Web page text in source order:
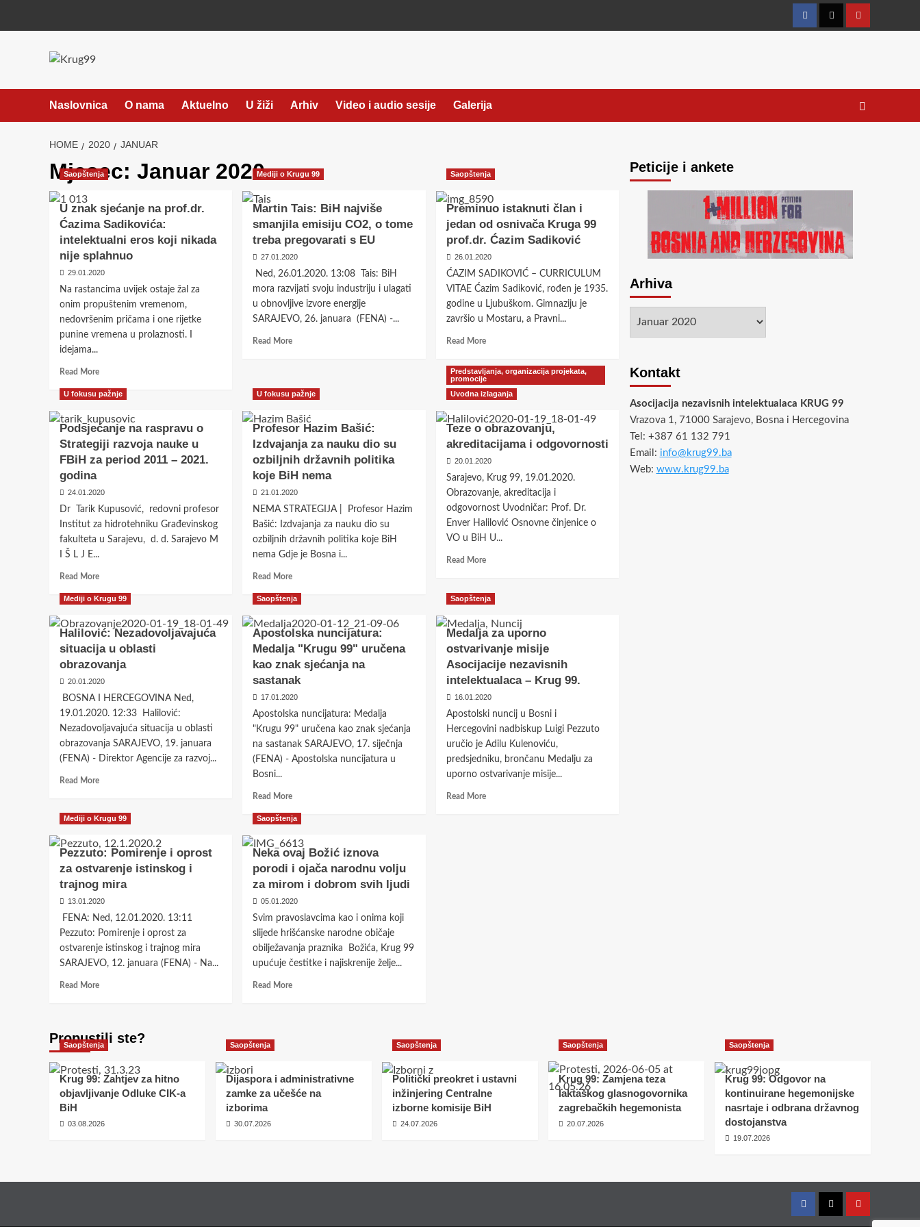
Naslovnica O nama Aktuelno U žiži Arhiv Video i audio sesije Galerija
HOME 2020 JANUAR
Mjesec: Januar 2020.
Saopštenja
U znak sjećanje na prof.dr.
Ćazima Sadikovića:
intelektualni eros koji nikada
nije splahnuo
29.01.2020
Na rastancima uvijek ostaje žal za
onim propuštenim vremenom,
nedovršenim pričama i one rijetke
punine vremena u prolaznosti. I
idejama...
Read MoreRead
about
znak
sjećanje
na
prof.dr.
eros
koji
nikada
Mediji o Krugu 99
Martin Tais: BiH najviše
smanjila emisiju CO2, o tome
treba pregovarati s EU
27.01.2020
Ned, 26.01.2020. 13:08 Tais: BiH
mora razvijati svoju industriju i ulagati
u obnovljive izvore energije
SARAJEVO, 26. januara (FENA) -...
Read MoreRead
Tais:
najviše
smanjila
emisiju
CO2,
o
treba
pregovarati
s
EU
Saopštenja
Preminuo istaknuti član i
jedan od osnivača Kruga 99
prof.dr. Ćazim Sadiković
26.01.2020
ĆAZIM SADIKOVIĆ – CURRICULUM
VITAE Ćazim Sadiković, rođen je 1935.
godine u Ljubuškom. Gimnaziju je
završio u Mostaru, a Pravni...
Read MoreRead
about
Preminuo
istaknuti
i
jedan
od
osnivača
99
prof.dr.
Ćazim
Sadiković
U fokusu pažnje
Podsjećanje na raspravu o
Strategiji razvoja nauke u
FBiH za period 2011 – 2021.
godina
24.01.2020
Dr Tarik Kupusović, redovni profesor
Institut za hidrotehniku Građevinskog
fakulteta u Sarajevu, d. d. Sarajevo M
I Š L J E...
Read MoreRead
about
na
o
Strategiji
razvoja
nauke
FBiH
za
period
2011
2021.
U fokusu pažnje
Profesor Hazim Bašić:
Izdvajanja za nauku dio su
ozbiljnih državnih politika
koje BiH nema
21.01.2020
NEMA STRATEGIJA | Profesor Hazim
Bašić: Izdvajanja za nauku dio su
ozbiljnih državnih politika koje BiH
nema Gdje je Bosna i...
Read MoreRead
about
Hazim
Izdvajanja
za
nauku
ozbiljnih
državnih
politika
koje
Predstavljanja, organizacija projekata,
promocije
Uvodna izlaganja
Teze o obrazovanju,
akreditacijama i odgovornosti
20.01.2020
Sarajevo, Krug 99, 19.01.2020.
Obrazovanje, akreditacija i
odgovornost Uvodničar: Prof. Dr.
Enver Halilović Osnovne činjenice o
VO u BiH U...
Read MoreRead
Teze
obrazovanju,
akreditacijama
i
odgovornosti
Mediji o Krugu 99
Halilović: Nezadovoljavajuća
situacija u oblasti
obrazovanja
20.01.2020
BOSNA I HERCEGOVINA Ned,
19.01.2020. 12:33 Halilović:
Nezadovoljavajuća situacija u oblasti
obrazovanja SARAJEVO, 19. januara
(FENA) - Direktor Agencije za razvoj...
Read MoreRead
Halilović:
situacija
u
oblasti
obrazovanja
Saopštenja
Apostolska nuncijatura:
Medalja "Krugu 99" uručena
kao znak sjećanja na
sastanak
17.01.2020
Apostolska nuncijatura: Medalja
"Krugu 99" uručena kao znak sjećanja
na sastanak SARAJEVO, 17. siječnja
(FENA) - Apostolska nuncijatura u
Bosni...
Read MoreRead
about
nuncijatura:
Medalja
"Krugu
99"
uručena
kao
sjećanja
na
sastanak
Saopštenja
Medalja za uporno
ostvarivanje misije
Asocijacije nezavisnih
intelektualaca – Krug 99.
16.01.2020
Apostolski nuncij u Bosni i
Hercegovini nadbiskup Luigi Pezzuto
uručio je Adilu Kulenoviću,
predsjedniku, brončanu Medalju za
uporno ostvarivanje misije...
Read MoreRead
Mediji o Krugu 99
Pezzuto: Pomirenje i oprost
za ostvarenje istinskog i
trajnog mira
13.01.2020
FENA: Ned, 12.01.2020. 13:11
Pezzuto: Pomirenje i oprost za
ostvarenje istinskog i trajnog mira
SARAJEVO, 12. januara (FENA) - Na...
Read MoreRead
Pomirenje
i
za
ostvarenje
istinskog
trajnog
Saopštenja
Neka ovaj Božić iznova
porodi i ojača narodnu volju
za mirom i dobrom svih ljudi
05.01.2020
Svim pravoslavcima kao i onima koji
slijede hrišćanske narodne običaje
obilježavanja praznika Božića, Krug 99
upućuje čestitke i najiskrenije želje...
Read MoreRead
porodi
i
Peticije i ankete
Arhiva
Kontakt
Asocijacija nezavisnih intelektualaca KRUG 99
Vrazova 1, 71000 Sarajevo, Bosna i Hercegovina
Tel: +387 61 132 791
Email: info@krug99.ba
Web: www.krug99.ba
Propustili ste?
Saopštenja
Krug 99: Zahtjev za hitno
objavljivanje Odluke CIK-a
BiH
03.08.2026
Saopštenja
Dijaspora i administrativne
zamke za učešće na
izborima
30.07.2026
Saopštenja
Politički preokret i ustavni
inžinjering Centralne
izborne komisije BiH
24.07.2026
Saopštenja
Krug 99: Zamjena teza
laktaškog glasnogovornika
zagrebačkih hegemonista
20.07.2026
Saopštenja
Krug 99: Odgovor na
kontinuirane hegemonijske
nasrtaje i odbrana državnog
dostojanstva
19.07.2026